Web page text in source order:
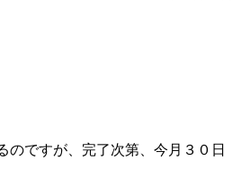
のですが、完了次第、今月３０日